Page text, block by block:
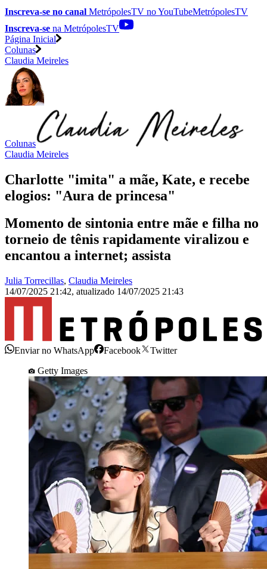
Inscreva-se no canal MetrópolesTV noYouTubeMetrópolesTV
Inscreva-se na MetrópolesTV
Página Inicial
Colunas
Claudia Meireles
Colunas
Claudia Meireles
Charlotte "imita" a mãe, Kate, e recebe
elogios: "Aura de princesa"
Momento de sintonia entre mãe e filha no
torneio de tênis rapidamente viralizou e
encantou a internet; assista
Julia Torrecillas, Claudia Meireles
14/07/2025 21:42, atualizado 14/07/2025 21:43
Enviar no WhatsApp Facebook
Twitter
Getty Images